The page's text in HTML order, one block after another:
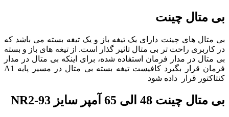
بی متال چینت
بی متال های چینت دارای یک تیغه باز و یک تیغه بسته می باشد که
در کاربری راحت تر بی متال تاثیر گذار است. از تیغه های باز و بسته
بی متال در مدار فرمان استفاده شده، برای اینکه بی متال در مدار
فرمان قرار بگیرد کافیست تیغه بسته بی متال در مسیر پایه A1
کنتاکتور قرار داده شود
بی متال چینت 48 الی 65 آمپر سایز NR2-93